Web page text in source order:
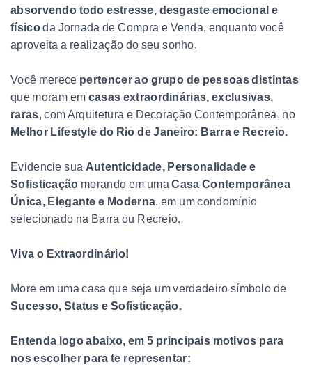
absorvendo todo estresse, desgaste emocional e
físicoda Jornada de Compra e Venda, enquanto você
aproveita a realização do seu sonho.
Você merece pertencer ao grupo de pessoas distintas
que moram em casas extraordinárias, exclusivas,
raras, com Arquitetura e Decoração Contemporânea, no
Melhor Lifestyle do Rio de Janeiro: Barra e Recreio.
Evidencie sua Autenticidade, Personalidade e
Sofisticação morando em umaCasa Contemporânea
Única, Elegante e Moderna, em um condomínio
selecionado na Barra ou Recreio.
Viva o Extraordinário!
More em uma casa que seja um verdadeiro símbolo de
Sucesso, Status e Sofisticação.
Entenda logo abaixo, em 5 principais motivos para
nos escolher para te representar: